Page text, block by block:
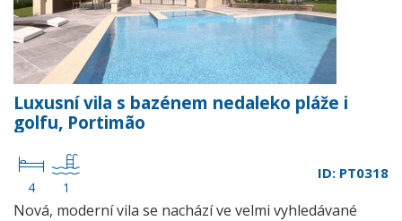
Luxusní vila s bazénem nedaleko pláže i
golfu, Portimão
4 1
ID: PT0318
Nová, moderní vila se nachází ve velmi vyhledávané